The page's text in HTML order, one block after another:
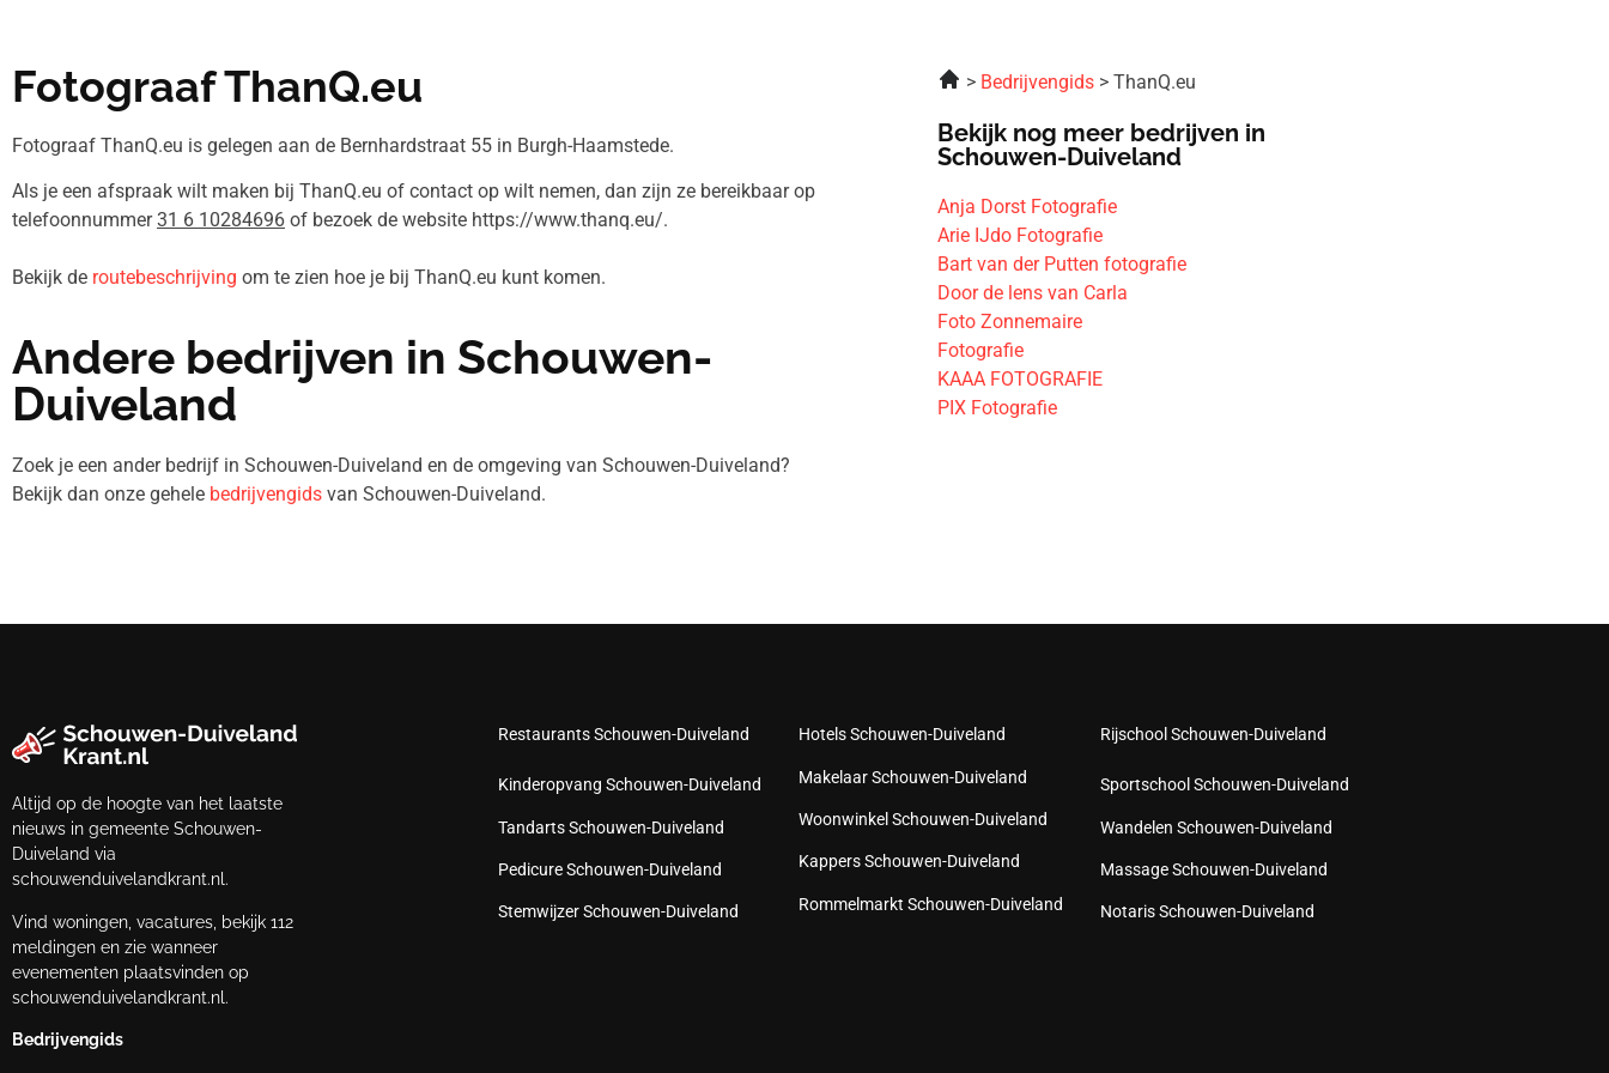
Fotograaf ThanQ.eu
Fotograaf ThanQ.eu is gelegen aan de Bernhardstraat 55 in Burgh-Haamstede.
Als je een afspraak wilt maken bij ThanQ.eu of contact op wilt nemen, dan zijn ze bereikbaar op
telefoonnummer31 6 10284696 of bezoek de website https://www.thanq.eu/.
Bekijk de routebeschrijving om te zien hoe je bij ThanQ.eu kunt komen.
Andere bedrijven in Schouwen-
Duiveland
Zoek je een ander bedrijf in Schouwen-Duiveland en de omgeving van Schouwen-Duiveland?
Bekijk dan onze gehele bedrijvengids van Schouwen-Duiveland.
Bedrijvengids ThanQ.eu
Bekijk nog meer bedrijven in
Schouwen-Duiveland
Anja Dorst Fotografie
Arie IJdo Fotografie
Bart van der Putten fotografie
Door de lens van Carla
Foto Zonnemaire
Fotografie
KAAA FOTOGRAFIE
PIX Fotografie
Altijd op de hoogte van het laatste
nieuws in gemeente Schouwen-
Duiveland via
schouwenduivelandkrant.nl.
Vind woningen, vacatures, bekijk 112
meldingen en zie wanneer
evenementen plaatsvinden op
schouwenduivelandkrant.nl.
Bedrijvengids
Restaurants Schouwen-Duiveland
Kinderopvang Schouwen-Duiveland
Tandarts Schouwen-Duiveland
Pedicure Schouwen-Duiveland
Stemwijzer Schouwen-Duiveland
Hotels Schouwen-Duiveland
Makelaar Schouwen-Duiveland
Woonwinkel Schouwen-Duiveland
Kappers Schouwen-Duiveland
Rommelmarkt Schouwen-Duiveland
Rijschool Schouwen-Duiveland
Sportschool Schouwen-Duiveland
Wandelen Schouwen-Duiveland
Massage Schouwen-Duiveland
Notaris Schouwen-Duiveland